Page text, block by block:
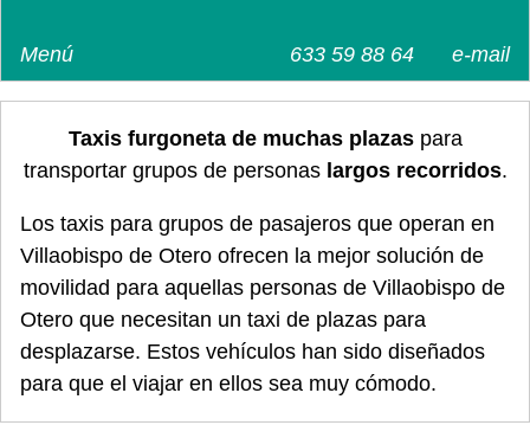
e-mail
633 59 88 64
Menú
Taxis furgoneta de muchas plazaspara
transportar grupos de personas largos recorridos.
Los taxis para grupos de pasajeros que operan en
Villaobispo de Otero ofrecen la mejor solución de
movilidad para aquellas personas de Villaobispo de
Otero que necesitan un taxi de plazas para
desplazarse. Estos vehículos han sido diseñados
para que el viajar en ellos sea muy cómodo.